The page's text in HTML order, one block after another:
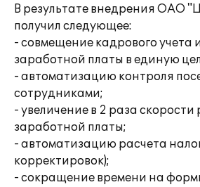
В результате внедрения ОАО
получил следующее:
- совмещение кадрового учета
заработной платы в единую
- автоматизацию контроля
сотрудниками;
- увеличение в 2 раза скорости
заработной платы;
- автоматизацию расчета
корректировок);
- сокращение времени на